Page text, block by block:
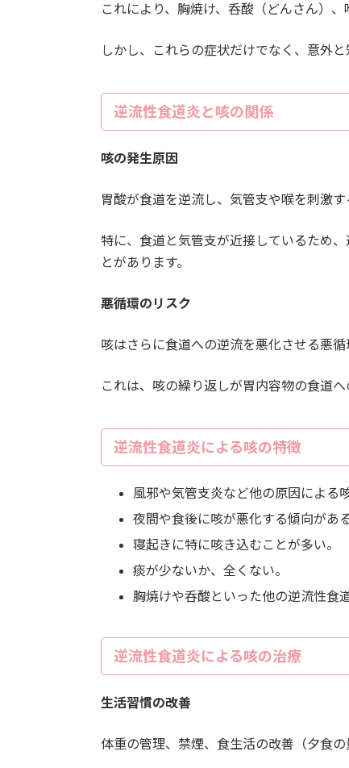
これにより、胸焼け、呑酸（どんさん）
しかし、これらの症状だけでなく、意外
逆流性食道炎と咳の関係
咳の発生原因
胃酸が食道を逆流し、気管支や喉を刺激す
特に、食道と気管支が近接しているため
とがあります。
悪循環のリスク
咳はさらに食道への逆流を悪化させる悪循
これは、咳の繰り返しが胃内容物の食道へ
逆流性食道炎による咳の特徴
風邪や気管支炎など他の原因による
夜間や食後に咳が悪化する傾向がある
寝起きに特に咳き込むことが多い。
痰が少ないか、全くない。
胸焼けや呑酸といった他の逆流性食
逆流性食道炎による咳の治療
生活習慣の改善
体重の管理、禁煙、食生活の改善（夕食